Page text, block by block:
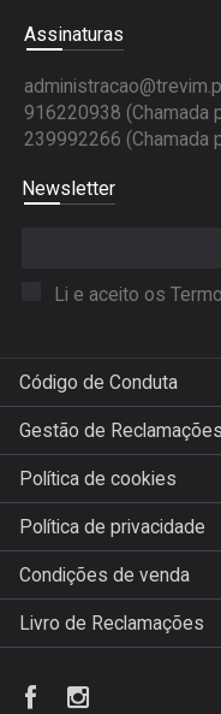
Assinaturas
916220938 (Chamada
239992266 (Chamada
Newsletter
Li e aceito os
Código de Conduta
Gestão de Reclamações
Política de cookies
Política de privacidade
Condições de venda
Livro de Reclamações